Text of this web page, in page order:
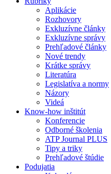
Aplikácie
Rozhovory
Exkluzívne články
Exkluzívne správy
Prehľadové články
Nové trendy
Krátke správy
Literatúra
Legislatíva a normy
Názory
Videá
Know-how inštitút
Konferencie
Odborné školenia
ATP Journal PLUS
Tipy a triky
Prehľadové štúdie
Podujatia